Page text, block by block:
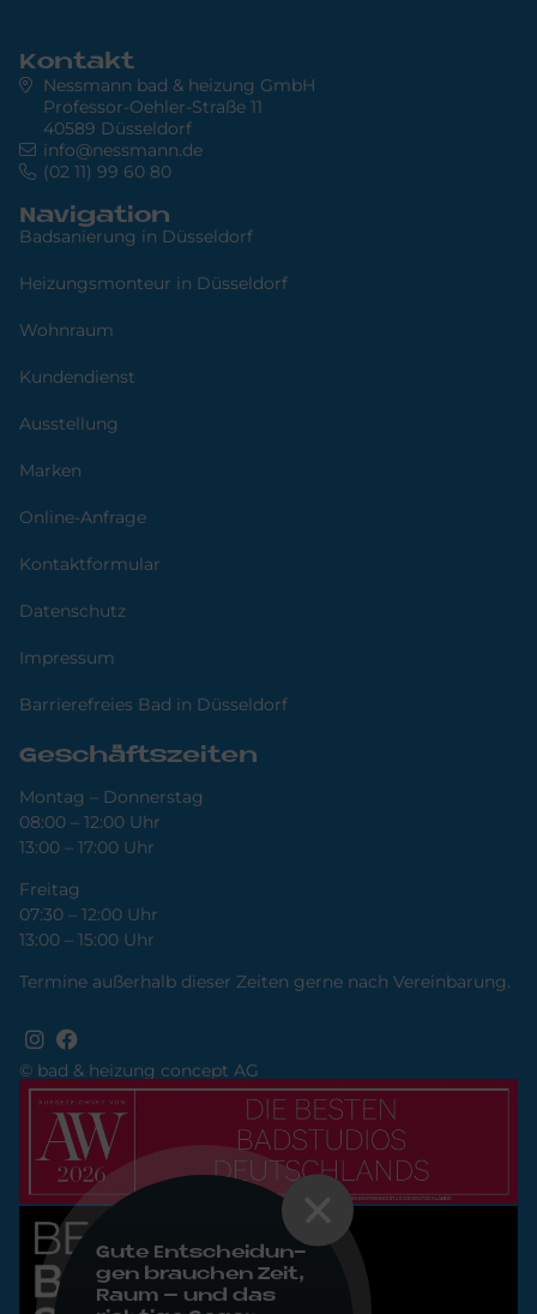
© bad & heizung concept AG
Bild
Kontakt
Nessmann bad & heizung GmbH
Professor-Oehler-Straße 11
40589 Düsseldorf
info@nessmann.de
(02 11) 99 60 80
Gute Ent­schei­dun­
gen brau­chen Zeit,
Raum – und das
Navigation
Badsanierung in Düsseldorf
Heizungsmonteur in Düsseldorf
Wohnraum
Kundendienst
Ausstellung
Marken
Online-Anfrage
Kontaktformular
Datenschutz
Impressum
Barrierefreies Bad in Düsseldorf
Geschäftszeiten
Montag – Donnerstag
08:00 – 12:00 Uhr
13:00 – 17:00 Uhr
Freitag
07:30 – 12:00 Uhr
13:00 – 15:00 Uhr
Termine außerhalb dieser Zeiten gerne nach Vereinbarung.